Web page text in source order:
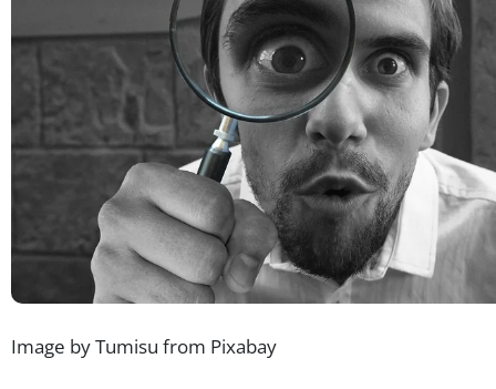
Image by Tumisu from Pixabay